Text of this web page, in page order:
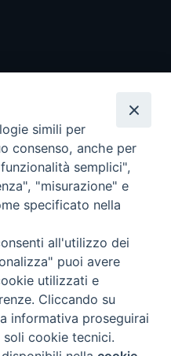
i diritti riservati - Vita
Torna
simili per
consenso, anche per
semplici",
"misurazione" e
specificato nella
all'utilizzo dei
puoi avere
utilizzati e
Cliccando su
informativa proseguirai
cookie tecnici.